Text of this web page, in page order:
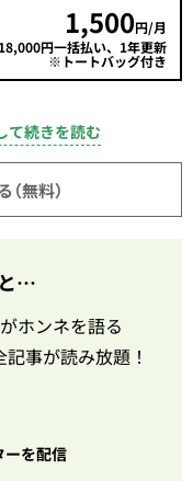
1,500円/月
18,000円一括払い、1年更新
※トートバッグ付き
て続きを読む
無料）
…
ホンネを語る
記事が読み放題！
ーを配信